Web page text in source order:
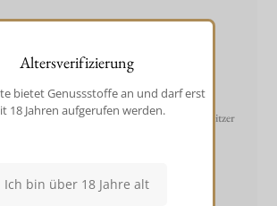
Tasting für Einsteiger – online
Tasting – Irish Whiskeys mit Mareike Spitzer
Altersverifizierung
bietet Genussstoffe an und darf erst
18 Jahren aufgerufen werden.